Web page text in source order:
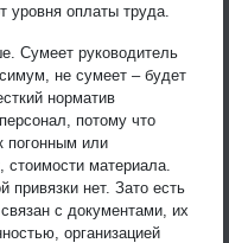
уровня оплаты труда.
Сумеет руководитель
не сумеет – будет
норматив
потому что
погонным или
стоимости материала.
привязки нет. Зато есть
с документами, их
организацией